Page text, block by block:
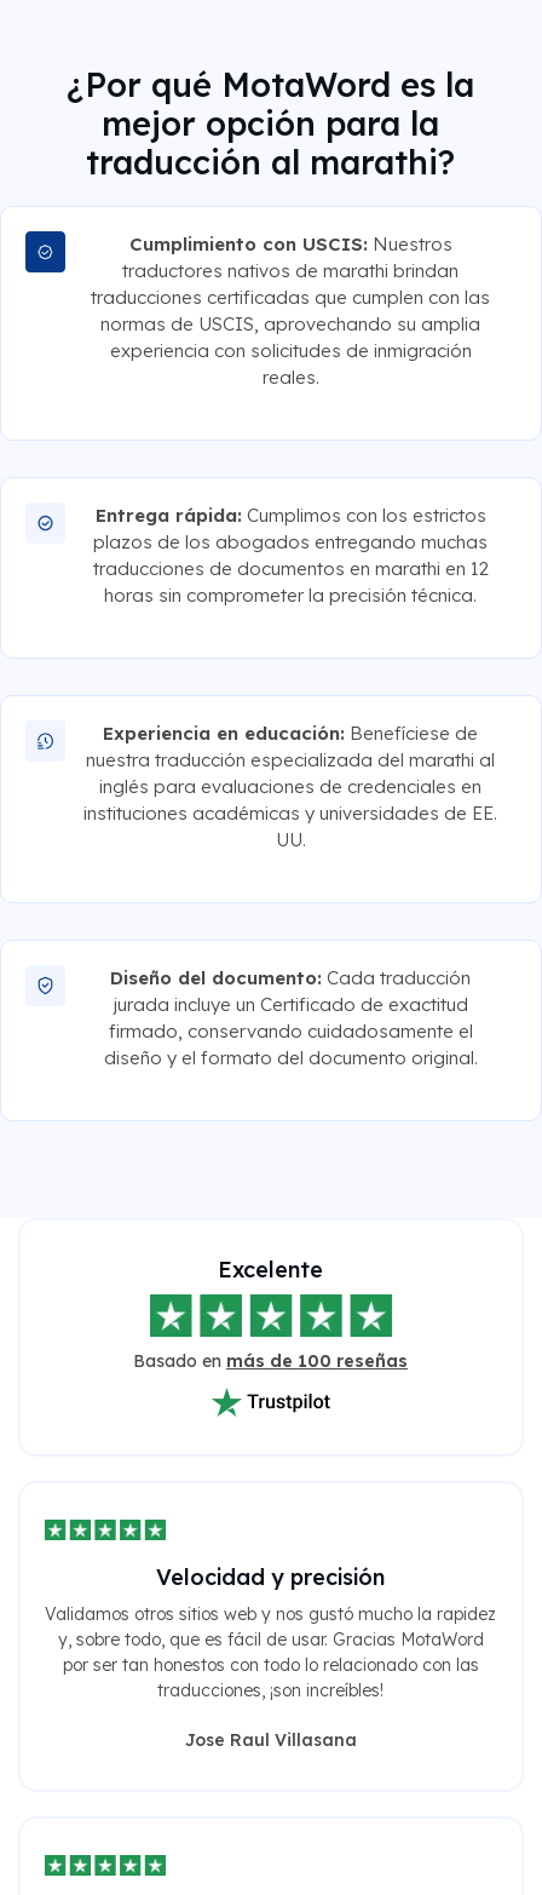
¿Por qué MotaWord es la
mejor opción para la
traducción al marathi?
Cumplimiento con USCIS: Nuestros
traductores nativos de marathi brindan
traducciones certificadas que cumplen con las
normas de USCIS, aprovechando su amplia
experiencia con solicitudes de inmigración
reales.
Entrega rápida: Cumplimos con los estrictos
plazos de los abogados entregando muchas
traducciones de documentos en marathi en 12
horas sin comprometer la precisión técnica.
Experiencia en educación: Benefíciese de
nuestra traducción especializada del marathi al
inglés para evaluaciones de credenciales en
instituciones académicas y universidades de EE.
UU.
Diseño del documento: Cada traducción
jurada incluye un Certificado de exactitud
firmado, conservando cuidadosamente el
diseño y el formato del documento original.
Excelente
Basado en más de 100 reseñas
Velocidad y precisión
Validamos otros sitios web y nos gustó mucho la rapidez
y, sobre todo, que es fácil de usar. Gracias MotaWord
por ser tan honestos con todo lo relacionado con las
traducciones, ¡son increíbles!
Jose Raul Villasana